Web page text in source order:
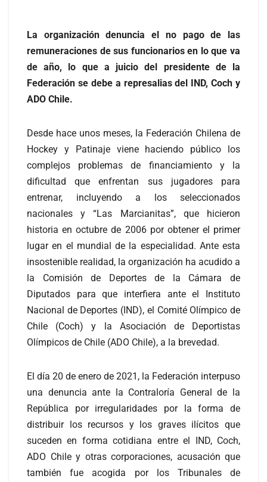
La organización denuncia el no pago de las
remuneraciones de sus funcionarios en lo que va
de año, lo que a juicio del presidente de la
Federación se debe a represalias del IND, Coch y
ADO Chile.
Desde hace unos meses, la Federación Chilena de
Hockey y Patinaje viene haciendo público los
complejos problemas de financiamiento y la
dificultad que enfrentan sus jugadores para
entrenar, incluyendo a los seleccionados
nacionales y “Las Marcianitas”, que hicieron
historia en octubre de 2006 por obtener el primer
lugar en el mundial de la especialidad. Ante esta
insostenible realidad, la organización ha acudido a
la Comisión de Deportes de la Cámara de
Diputados para que interfiera ante el Instituto
Nacional de Deportes (IND), el Comité Olímpico de
Chile (Coch) y la Asociación de Deportistas
Olímpicos de Chile (ADO Chile), a la brevedad.
El día 20 de enero de 2021, la Federación interpuso
una denuncia ante la Contraloría General de la
República por irregularidades por la forma de
distribuir los recursos y los graves ilícitos que
suceden en forma cotidiana entre el IND, Coch,
ADO Chile y otras corporaciones, acusación que
también fue acogida por los Tribunales de